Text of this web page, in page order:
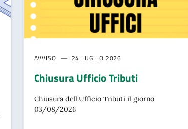
AVVISO 24 LUGLIO 2026
Chiusura Ufficio Tributi
Chiusura dell'Ufficio Tributi il giorno
03/08/2026